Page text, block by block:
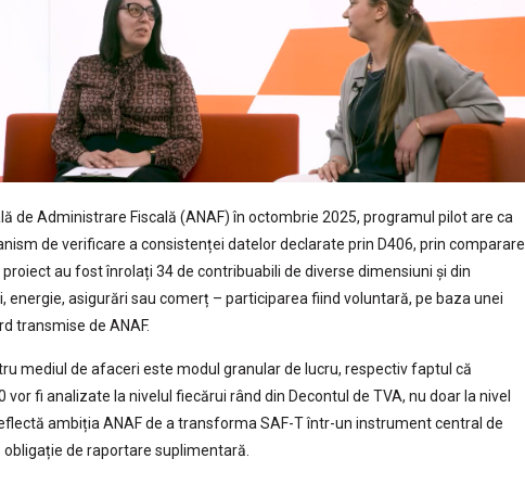
de Administrare Fiscală (ANAF) în octombrie 2025, programul pilot are ca
de verificare a consistenței datelor declarate prin D406, prin comparare
au fost înrolați 34 de contribuabili de diverse dimensiuni și din
energie, asigurări sau comerț – participarea fiind voluntară, pe baza unei
transmise de ANAF.
mediul de afaceri este modul granular de lucru, respectiv faptul că
fi analizate la nivelul fiecărui rând din Decontul de TVA, nu doar la nivel
ambiția ANAF de a transforma SAF-T într-un instrument central de
de raportare suplimentară.